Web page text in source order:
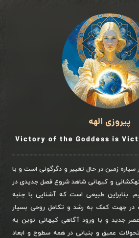
پیروزی الهه
Victory of the Goddess is
سیاره زمین در حال تغییر و دگرگونی است و با
و کیهانی شاهد شروع فصل جدیدی در
بنابراین طبیعی است که آشنایی با جنبه
در جهت کمک به رشد و تکامل روحی بسیار
جدید و با ورود آگاهی کیهانی نوین به
عمیق و بنیانی در همه سطوح و ابعاد